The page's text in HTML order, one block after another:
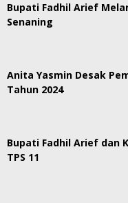
Bupati Fadhil Arief
Senaning
Anita Yasmin Desak
Tahun 2024
Bupati Fadhil Arief dan
TPS 11